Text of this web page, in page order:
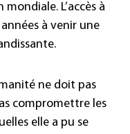
L’accès à
à venir une
ne doit pas
compromettre les
elle a pu se